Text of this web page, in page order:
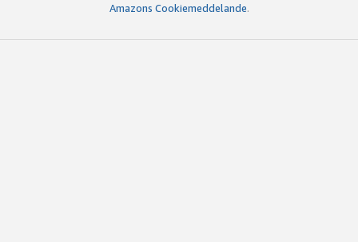
Amazons Cookiemeddelande.